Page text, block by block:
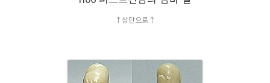
↑상단으로↑